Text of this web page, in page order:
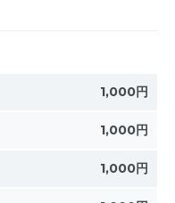
1,000円
1,000円
1,000円